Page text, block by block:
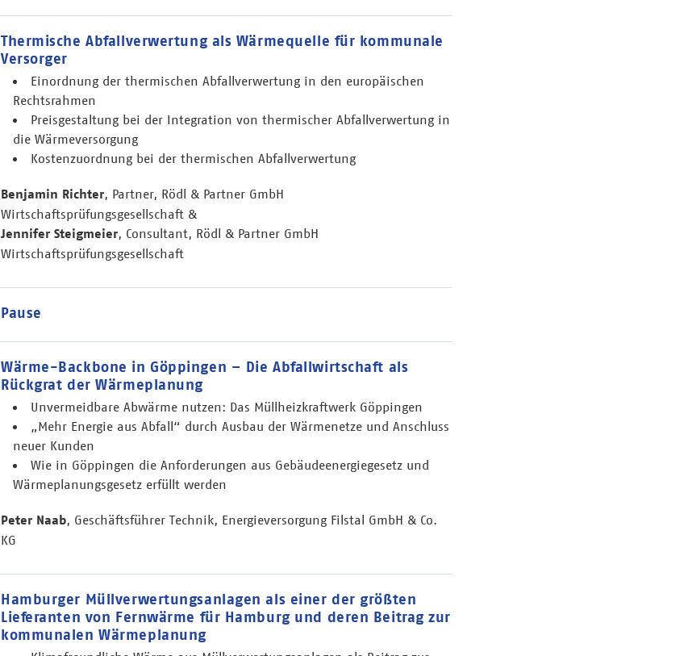
Thermische Abfallverwertung als Wärmequelle für kommunale
Versorger
Einordnung der thermischen Abfallverwertung in den europäischen
Rechtsrahmen
Preisgestaltung bei der Integration von thermischer Abfallverwertung in
die Wärmeversorgung
Kostenzuordnung bei der thermischen Abfallverwertung
Benjamin Richter, Partner, Rödl & Partner GmbH
Wirtschaftsprüfungsgesellschaft &
Jennifer Steigmeier, Consultant, Rödl & Partner GmbH
Wirtschaftsprüfungsgesellschaft
Pause
Wärme-Backbone in Göppingen – Die Abfallwirtschaft als
Rückgrat der Wärmeplanung
Unvermeidbare Abwärme nutzen: Das Müllheizkraftwerk Göppingen
„Mehr Energie aus Abfall“ durch Ausbau der Wärmenetze und Anschluss
neuer Kunden
Wie in Göppingen die Anforderungen aus Gebäudeenergiegesetz und
Wärmeplanungsgesetz erfüllt werden
Peter Naab, Geschäftsführer Technik, Energieversorgung Filstal GmbH & Co.
KG
Hamburger Müllverwertungsanlagen als einer der größten
Lieferanten von Fernwärme für Hamburg und deren Beitrag zur
kommunalen Wärmeplanung